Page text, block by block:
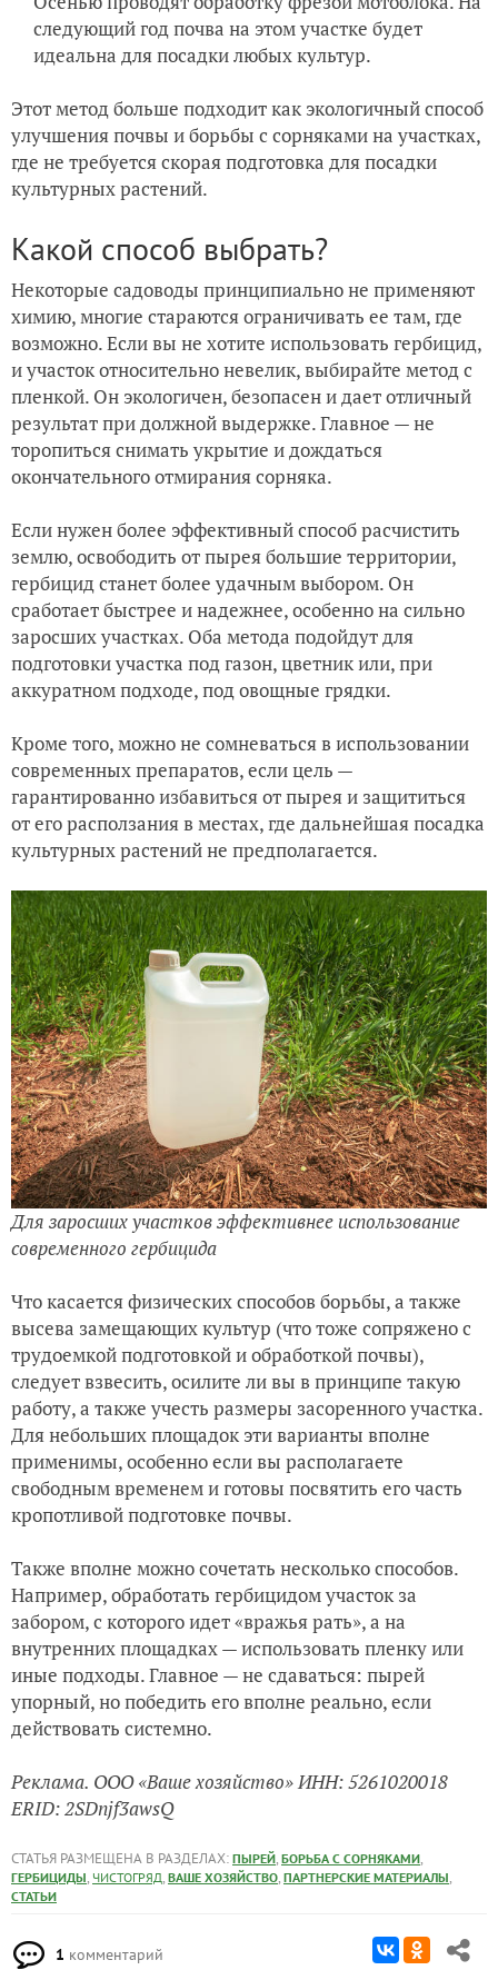
следующий год почва на этом участке будет
идеальна для посадки любых культур.
Этот метод больше подходит как экологичный способ
улучшения почвы и борьбы с сорняками на участках,
где не требуется скорая подготовка для посадки
культурных растений.
Какой способ выбрать?
Некоторые садоводы принципиально не применяют
химию, многие стараются ограничивать ее там, где
возможно. Если вы не хотите использовать гербицид,
и участок относительно невелик, выбирайте метод с
пленкой. Он экологичен, безопасен и дает отличный
результат при должной выдержке. Главное — не
торопиться снимать укрытие и дождаться
окончательного отмирания сорняка.
Если нужен более эффективный способ расчистить
землю, освободить от пырея большие территории,
гербицид станет более удачным выбором. Он
сработает быстрее и надежнее, особенно на сильно
заросших участках. Оба метода подойдут для
подготовки участка под газон, цветник или, при
аккуратном подходе, под овощные грядки.
Кроме того, можно не сомневаться в использовании
современных препаратов, если цель —
гарантированно избавиться от пырея и защититься
от его расползания в местах, где дальнейшая посадка
культурных растений не предполагается.
Для заросших участков эффективнее использование
современного гербицида
Что касается физических способов борьбы, а также
высева замещающих культур (что тоже сопряжено с
трудоемкой подготовкой и обработкой почвы),
следует взвесить, осилите ли вы в принципе такую
работу, а также учесть размеры засоренного участка.
Для небольших площадок эти варианты вполне
применимы, особенно если вы располагаете
свободным временем и готовы посвятить его часть
кропотливой подготовке почвы.
Также вполне можно сочетать несколько способов.
Например, обработать гербицидом участок за
забором, с которого идет «вражья рать», а на
внутренних площадках — использовать пленку или
иные подходы. Главное — не сдаваться: пырей
упорный, но победить его вполне реально, если
действовать системно.
Реклама. ООО «Ваше хозяйство» ИНН: 5261020018
ERID: 2SDnjf3awsQ
СТАТЬЯ РАЗМЕЩЕНА В РАЗДЕЛАХ: ПЫРЕЙ, БОРЬБА С СОРНЯКАМИ,
ГЕРБИЦИДЫ, ЧИСТОГРЯД, ВАШЕ ХОЗЯЙСТВО, ПАРТНЕРСКИЕ МАТЕРИАЛЫ,
СТАТЬИ
1 комментарий